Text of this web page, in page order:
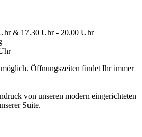
& 17.30 Uhr - 20.00 Uhr
Öffnungszeiten findet Ihr immer
von unseren modern eingerichteten
Suite.